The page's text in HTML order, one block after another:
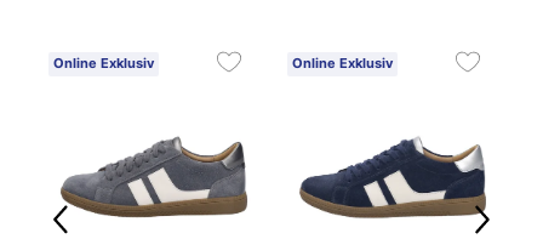
Online Exklusiv Online Exklusiv